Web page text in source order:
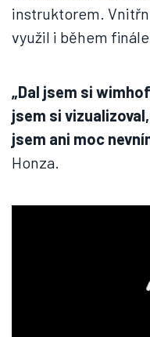
instruktorem.
využil i během finále
„Dal jsem si
jsem si
jsem ani moc
Honza.